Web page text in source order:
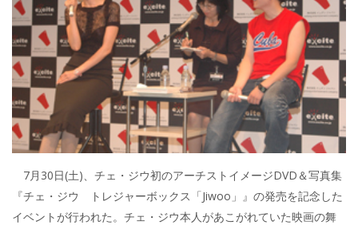
7月30日(土)、チェ・ジウ初のアーチストイメージDVD＆写真集
『チェ・ジウ トレジャーボックス「Jiwoo」』の発売を記念した
イベントが行われた。チェ・ジウ本人があこがれていた映画の舞